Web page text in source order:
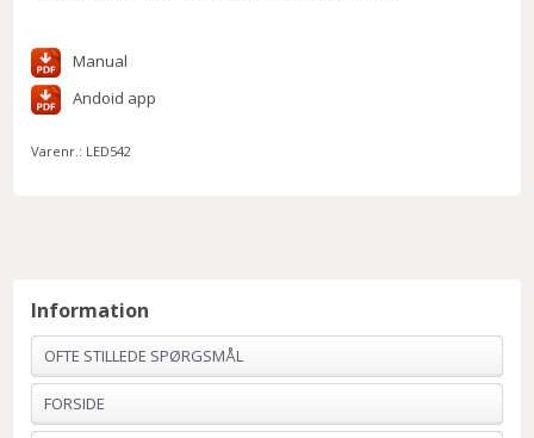
Manual
Andoid app
Varenr.: LED542
Information
OFTE STILLEDE SPØRGSMÅL
FORSIDE